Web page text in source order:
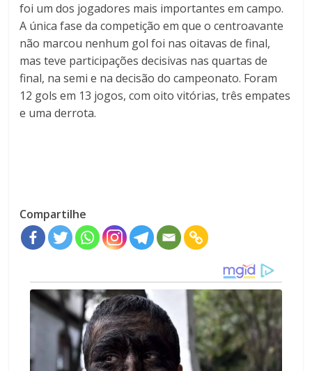
foi um dos jogadores mais importantes em campo.
A única fase da competição em que o centroavante
não marcou nenhum gol foi nas oitavas de final,
mas teve participações decisivas nas quartas de
final, na semi e na decisão do campeonato. Foram
12 gols em 13 jogos, com oito vitórias, três empates
e uma derrota.
Compartilhe